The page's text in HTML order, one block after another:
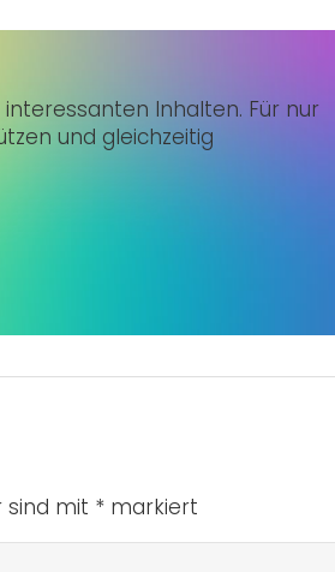
Inhalten. Für nur
und gleichzeitig
sind mit * markiert